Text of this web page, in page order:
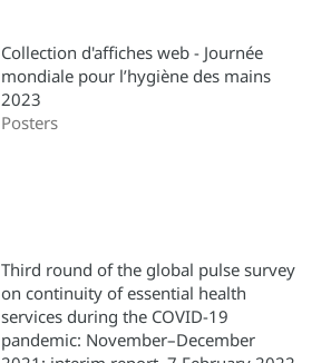
Collection d'affiches web - Journée
mondiale pour l’hygiène des mains
2023
Posters
Third round of the global pulse survey
on continuity of essential health
services during the COVID-19
pandemic: November–December